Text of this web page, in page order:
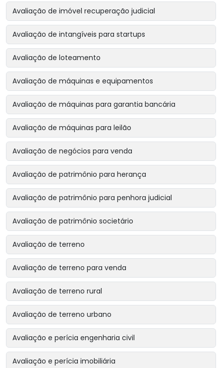
Avaliação de imóvel recuperação judicial
Avaliação de intangíveis para startups
Avaliação de loteamento
Avaliação de máquinas e equipamentos
Avaliação de máquinas para garantia bancária
Avaliação de máquinas para leilão
Avaliação de negócios para venda
Avaliação de patrimônio para herança
Avaliação de patrimônio para penhora judicial
Avaliação de patrimônio societário
Avaliação de terreno
Avaliação de terreno para venda
Avaliação de terreno rural
Avaliação de terreno urbano
Avaliação e perícia engenharia civil
Avaliação e perícia imobiliária